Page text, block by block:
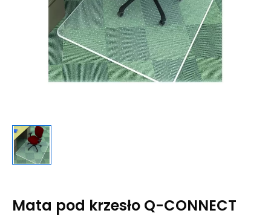
Mata pod krzesło Q-CONNECT